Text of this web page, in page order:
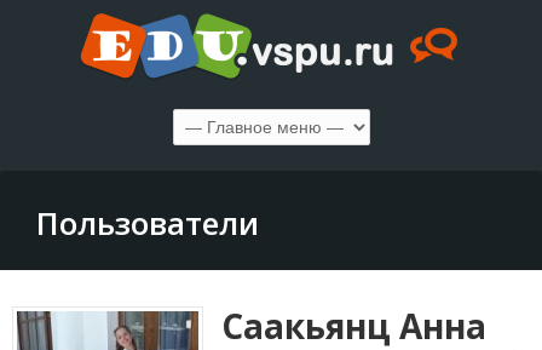
Пользователи
Саакьянц Анна